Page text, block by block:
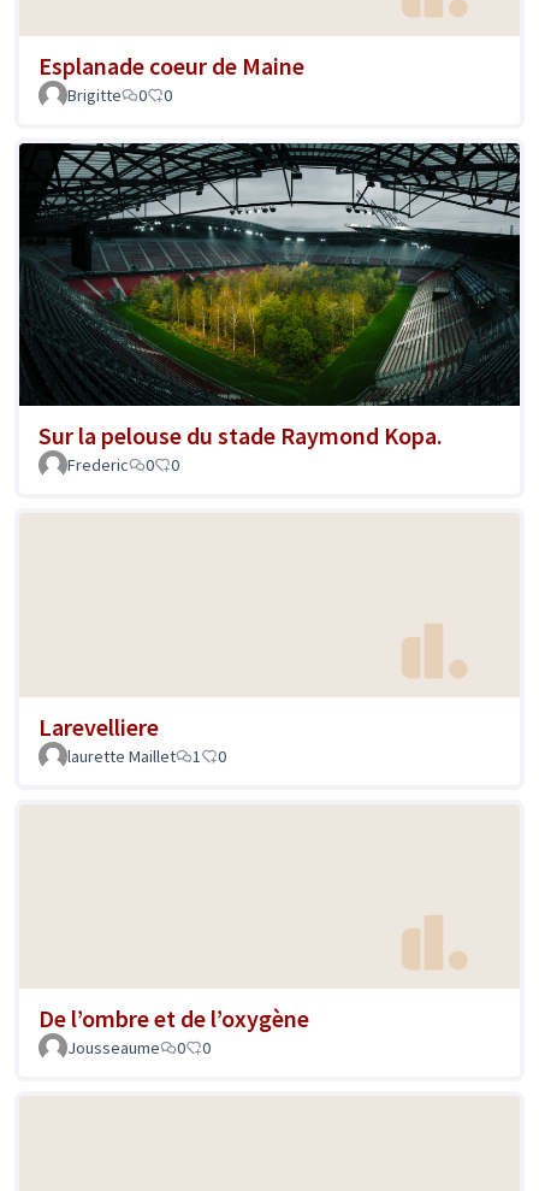
Esplanade coeur de Maine
Brigitte 0 0
Sur la pelouse du stade Raymond Kopa.
Frederic 0 0
Larevelliere
laurette Maillet 1 0
De l’ombre et de l’oxygène
Jousseaume 0 0